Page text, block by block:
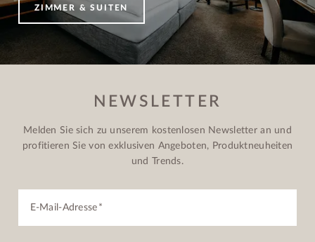
ZIMMER & SUITEN
NEWSLETTER
Melden Sie sich zu unserem kostenlosen Newsletter an und
profitieren Sie von exklusiven Angeboten, Produktneuheiten
und Trends.
E-Mail-Adresse